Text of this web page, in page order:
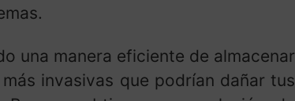
una manera eficiente de almacenar
invasivas que podrían dañar tus